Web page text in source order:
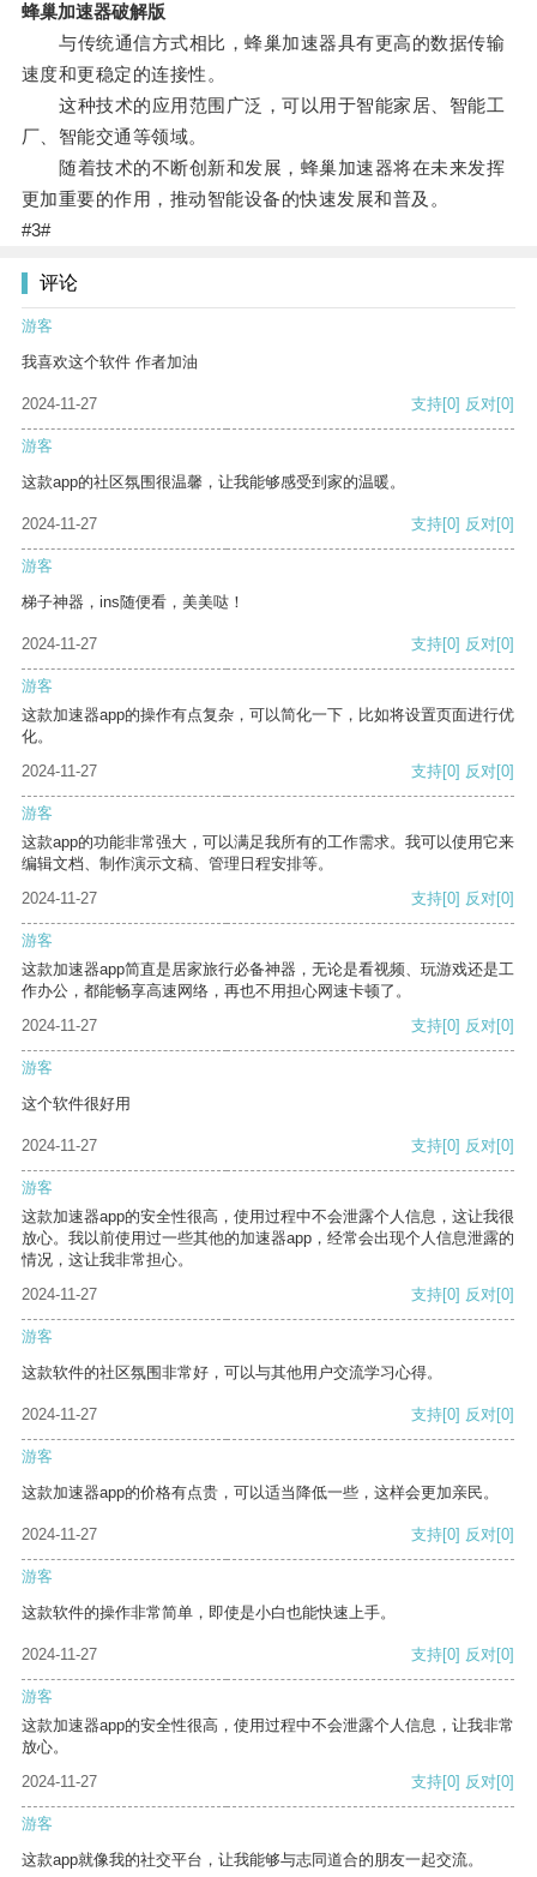
蜂巢加速器破解版
与传统通信方式相比，蜂巢加速器具有更高的数据传输
速度和更稳定的连接性。
这种技术的应用范围广泛，可以用于智能家居、智能工
厂、智能交通等领域。
随着技术的不断创新和发展，蜂巢加速器将在未来发挥
更加重要的作用，推动智能设备的快速发展和普及。
#3#
评论
游客
我喜欢这个软件 作者加油
2024-11-27 支持[0] 反对[0]
游客
这款app的社区氛围很温馨，让我能够感受到家的温暖。
2024-11-27 支持[0] 反对[0]
游客
梯子神器，ins随便看，美美哒！
2024-11-27 支持[0] 反对[0]
游客
这款加速器app的操作有点复杂，可以简化一下，比如将设置页面进行优
化。
2024-11-27
支持[0] 反对[0]
游客
这款app的功能非常强大，可以满足我所有的工作需求。我可以使用它来
编辑文档、制作演示文稿、管理日程安排等。
2024-11-27
支持[0] 反对[0]
游客
这款加速器app简直是居家旅行必备神器，无论是看视频、玩游戏还是工
作办公，都能畅享高速网络，再也不用担心网速卡顿了。
2024-11-27
支持[0] 反对[0]
游客
这个软件很好用
2024-11-27 支持[0] 反对[0]
游客
这款加速器app的安全性很高，使用过程中不会泄露个人信息，这让我很
放心。我以前使用过一些其他的加速器app，经常会出现个人信息泄露的
情况，这让我非常担心。
2024-11-27
支持[0] 反对[0]
游客
这款软件的社区氛围非常好，可以与其他用户交流学习心得。
2024-11-27 支持[0] 反对[0]
游客
这款加速器app的价格有点贵，可以适当降低一些，这样会更加亲民。
2024-11-27 支持[0] 反对[0]
游客
这款软件的操作非常简单，即使是小白也能快速上手。
2024-11-27 支持[0] 反对[0]
游客
这款加速器app的安全性很高，使用过程中不会泄露个人信息，让我非常
放心。
2024-11-27
支持[0] 反对[0]
游客
这款app就像我的社交平台，让我能够与志同道合的朋友一起交流。